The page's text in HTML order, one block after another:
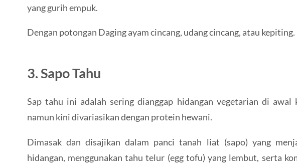
yang gurih empuk.
Dengan potongan Daging ayam cincang, udang cincang, atau kepiting.
3. Sapo Tahu
Sap tahu ini adalah sering dianggap hidangan vegetarian di awal
namun kini divariasikan dengan protein hewani.
Dimasak dan disajikan dalam panci tanah liat (sapo) yang
hidangan, menggunakan tahu telur (egg tofu) yang lembut, serta